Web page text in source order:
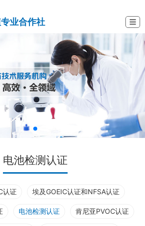
业合作社 ☰
电池检测认证
认证 埃及GOEIC认证和NFSA认证
电池检测认证 肯尼亚PVOC认证